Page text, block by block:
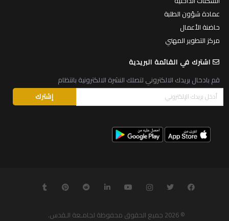
عمادة شؤون الطلبة
حاضنة الأعمال
مركز التطوير المهني
اشترك في القائمة البريدية
قم بادخال بريدك الالكتروني لتصلك النشرة الالكترونية بانتظام
© 2026 جميع الحقوق محفوظة لجامـعة الـقدس.